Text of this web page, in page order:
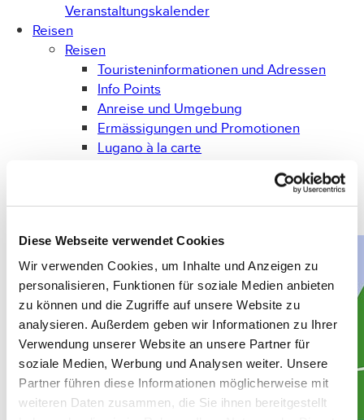
Diese Webseite verwendet Cookies
Wir verwenden Cookies, um Inhalte und Anzeigen zu
personalisieren, Funktionen für soziale Medien anbieten
zu können und die Zugriffe auf unsere Website zu
analysieren. Außerdem geben wir Informationen zu Ihrer
Verwendung unserer Website an unsere Partner für
soziale Medien, Werbung und Analysen weiter. Unsere
Partner führen diese Informationen möglicherweise mit
weiteren Daten zusammen, die Sie ihnen bereitgestellt
Veranstaltungskalender
Reisen
Reisen
Touristeninformationen und Adressen
Info Points
Anreise und Umgebung
Ermässigungen und Promotionen
Lugano à la carte
Gadget